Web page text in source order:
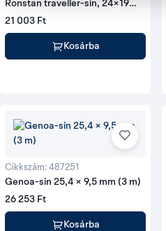
Ronstan traveller-sín, 24×19
mm, 3 m, fekete
21 003 Ft
Kosárba
Cikkszám: 487251
Genoa-sín 25,4 × 9,5 mm (3 m)
26 253 Ft
Kosárba